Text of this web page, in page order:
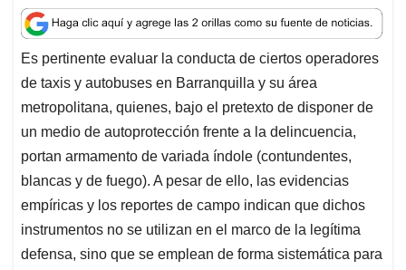
a
t
s
A
p
p
c
e
b
o
o
k
n
k
e
d
I
n
a
i
l
r
e
a
d
s
Es pertinente evaluar la conducta de ciertos operadores
de taxis y autobuses en Barranquilla y su área
metropolitana, quienes, bajo el pretexto de disponer de
un medio de autoprotección frente a la delincuencia,
portan armamento de variada índole (contundentes,
blancas y de fuego). A pesar de ello, las evidencias
empíricas y los reportes de campo indican que dichos
instrumentos no se utilizan en el marco de la legítima
defensa, sino que se emplean de forma sistemática para